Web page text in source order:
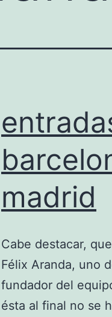
madrid
Cabe destacar,
Félix Aranda, uno
fundador del
ésta al final no se